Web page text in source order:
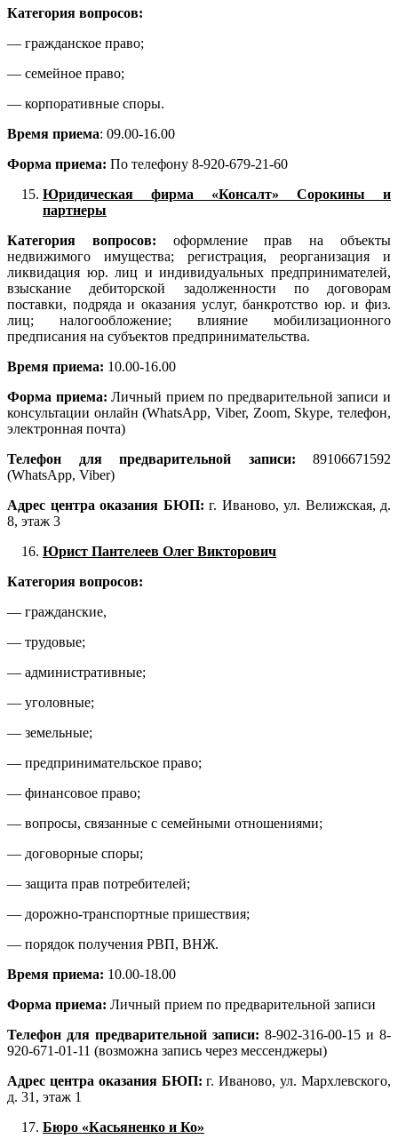
Категория вопросов:
— гражданское право;
— семейное право;
— корпоративные споры.
Время приема: 09.00-16.00
Форма приема: По телефону 8-920-679-21-60
Юридическая фирма «Консалт» Сорокины и
партнеры
Категория вопросов: оформление прав на объекты
недвижимого имущества; регистрация, реорганизация и
ликвидация юр. лиц и индивидуальных предпринимателей,
взыскание дебиторской задолженности по договорам
поставки, подряда и оказания услуг, банкротство юр. и физ.
лиц; налогообложение; влияние мобилизационного
предписания на субъектов предпринимательства.
Время приема: 10.00-16.00
Форма приема:Личный прием по предварительной записи и
консультации онлайн (WhatsApp, Viber, Zoom, Skype, телефон,
электронная почта)
Телефон для предварительной записи: 89106671592
(WhatsApp, Viber)
Адрес центра оказания БЮП: г. Иваново, ул. Велижская, д.
8, этаж 3
Юрист Пантелеев Олег Викторович
Категория вопросов:
— гражданские,
— трудовые;
— административные;
— уголовные;
— земельные;
— предпринимательское право;
— финансовое право;
— вопросы, связанные с семейными отношениями;
— договорные споры;
— защита прав потребителей;
— дорожно-транспортные пришествия;
— порядок получения РВП, ВНЖ.
Время приема: 10.00-18.00
Форма приема: Личный прием по предварительной записи
Телефон для предварительной записи: 8-902-316-00-15 и 8-
920-671-01-11 (возможна запись через мессенджеры)
Адрес центра оказания БЮП: г. Иваново, ул. Мархлевского,
д. 31, этаж 1
Бюро «Касьяненко и Ко»